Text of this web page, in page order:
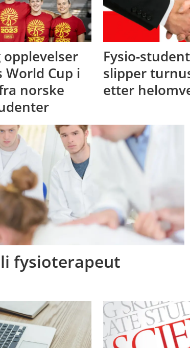
opplevelser
World Cup i
norske
Fysio-
slipper
etter
fysioterapeut